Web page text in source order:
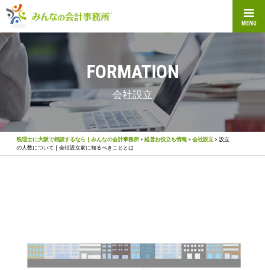
MENU
FORMATION
会社設立
税理士に大阪で相談するなら｜みんなの会計事務所 > 経営お役立ち情報 > 会社設立 > 設立
の人数について｜会社設立前に知るべきこととは